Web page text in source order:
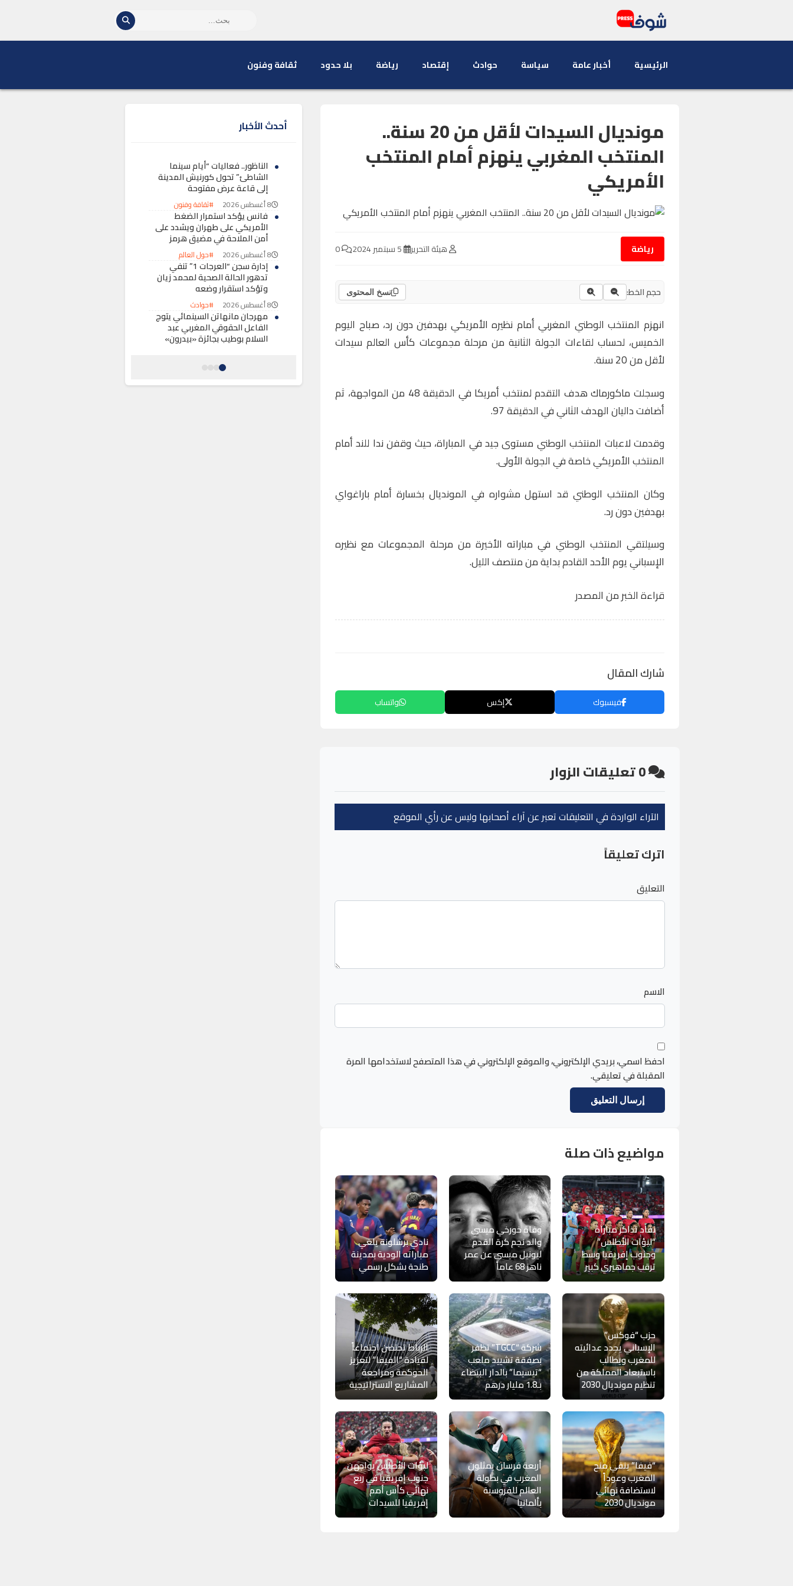
الرئيسية أخبار عامة سياسة حوادث إقتصاد رياضة بلا حدود ثقافة وفنون
مونديال السيدات لأقل من 20 سنة..
المنتخب المغربي ينهزم أمام المنتخب
الأمريكي
رياضة هيئة التحرير
حجم الخط: نسخ المحتوى
انهزم المنتخب الوطني المغربي أمام نظيره الأمريكي بهدفين دون رد، صباح اليوم
الخميس، لحساب لقاءات الجولة الثانية من مرحلة مجموعات كأس العالم سيدات
لأقل من 20 سنة.
وسجلت ماكورماك هدف التقدم لمنتخب أمريكا في الدقيقة 48 من المواجهة، ثم
أضافت داليان الهدف الثاني في الدقيقة 97.
وقدمت لاعبات المنتخب الوطني مستوى جيد في المباراة، حيث وقفن ندا للند أمام
المنتخب الأمريكي خاصة في الجولة الأولى.
وكان المنتخب الوطني قد استهل مشواره في المونديال بخسارة أمام باراغواي
بهدفين دون رد.
وسيلتقي المنتخب الوطني في مباراته الأخيرة من مرحلة المجموعات مع نظيره
الإسباني يوم الأحد القادم بداية من منتصف الليل.
قراءة الخبر من المصدر
شارك المقال
فيسبوك إكس واتساب
0تعليقات الزوار
الآراء الواردة في التعليقات تعبر عن آراء أصحابها وليس عن رأي الموقع
اترك تعليقاً
التعليق
الاسم
احفظ اسمي، بريدي الإلكتروني، والموقع الإلكتروني في هذا المتصفح لاستخدامها المرة
المقبلة في تعليقي.
مواضيع ذات صلة
نفاد تذاكر مباراة
“لبؤات الأطلس”
وجنوب إفريقيا وسط
ترقب جماهيري كبير
وفاة خورخي ميسي
والد نجم كرة القدم
ليونيل ميسي عن عمر
ناهز 68 عاماً
نادي برشلونة يلغي
مباراته الودية بمدينة
طنجة بشكل رسمي
حزب “فوكس”
الإسباني يجدد عدائيته
للمغرب ويطالب
باستبعاد المملكة من
تنظيم مونديال 2030
شركة “TGCC” تظفر
بصفقة تشييد ملعب
“تيسيما” بالدار البيضاء
بـ1.8 مليار درهم
الرباط تحتضن اجتماعاً
لقيادة “الفيفا” لتعزيز
الحوكمة ومراجعة
المشاريع الاستراتيجية
“فيفا” ينفي منح
المغرب وعوداً
لاستضافة نهائي
مونديال 2030
أربعة فرسان يمثلون
المغرب في بطولة
العالم للفروسية
بألمانيا
لبؤات الأطلس يواجهن
جنوب إفريقيا في ربع
نهائي كأس أمم
إفريقيا للسيدات
أحدث الأخبار
الناظور.. فعاليات “أيام سينما
الشاطئ” تحول كورنيش المدينة
إلى قاعة عرض مفتوحة
8 أغسطس 2026 #ثقافة وفنون
فانس يؤكد استمرار الضغط
الأمريكي على طهران ويشدد على
أمن الملاحة في مضيق هرمز
8 أغسطس 2026 #حول العالم
إدارة سجن “العرجات 1” تنفي
تدهور الحالة الصحية لمحمد زيان
وتؤكد استقرار وضعه
8 أغسطس 2026 #حوادث
مهرجان مانهاتن السينمائي يتوج
الفاعل الحقوقي المغربي عبد
السلام بوطيب بجائزة «بيدرون»
للسلام
قوقعة سلحفاة بحرية ضخمة